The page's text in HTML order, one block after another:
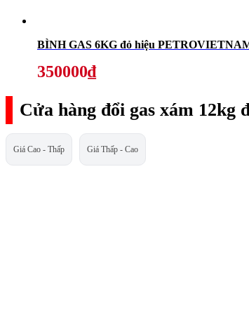
BÌNH GAS 6KG đỏ hiệu
350000₫
Cửa hàng đổi gas xám 12kg
Giá Cao - Thấp Giá Thấp - Cao